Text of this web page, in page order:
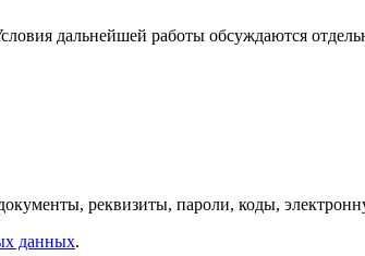
дальнейшей работы обсуждаются
реквизиты, пароли, коды,
данных.